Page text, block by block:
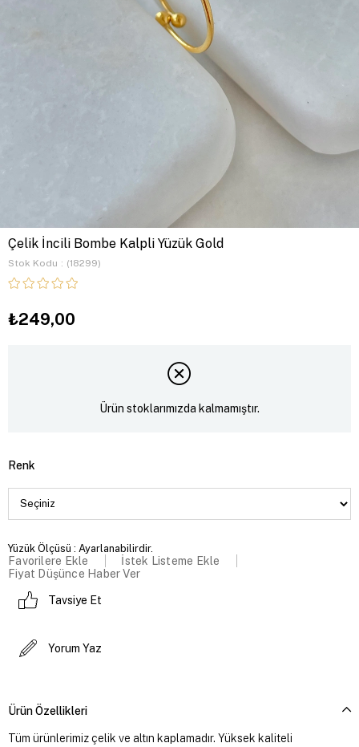
Çelik İncili Bombe Kalpli Yüzük Gold
Stok Kodu (18299)
₺249,00
Ürün stoklarımızda kalmamıştır.
Renk
Yüzük Ölçüsü : Ayarlanabilirdir.
Favorilere Ekle
İstek Listeme Ekle
Fiyat Düşünce Haber Ver
Tavsiye Et
Yorum Yaz
Ürün Özellikleri
Tüm ürünlerimiz çelik ve altın kaplamadır. Yüksek kaliteli